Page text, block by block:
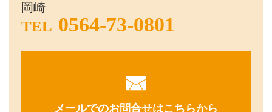
岡崎
TEL 0564-73-0801
メールでのお問合せはこちらから